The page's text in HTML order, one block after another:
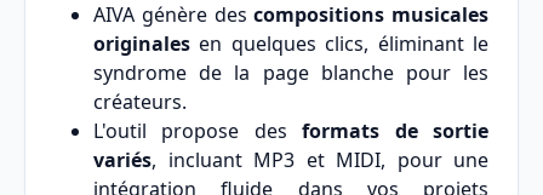
AIVA génère descompositions musicales
originales en quelques clics, éliminant le
syndrome de la page blanche pour les
créateurs.
L'outil propose desformats de sortie
variés, incluant MP3 et MIDI, pour une
intégration fluide dans vos projets